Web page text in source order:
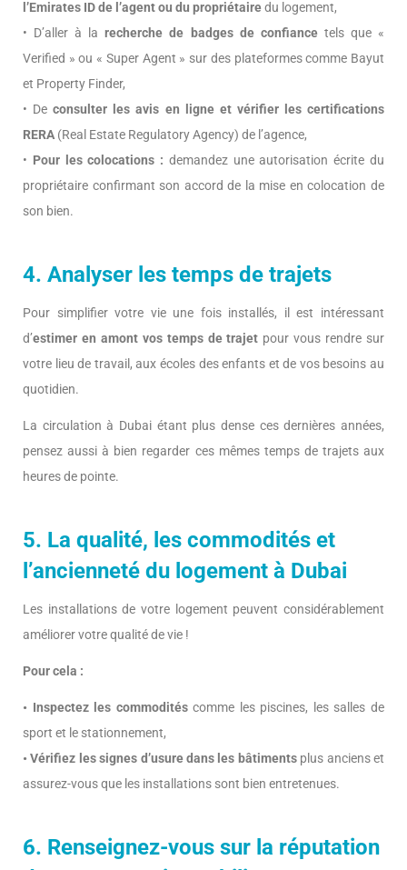
l’Emirates ID de l’agent ou du propriétairedu logement,
• D’aller à larecherche de badges de confiancetels que «
Verified » ou « Super Agent » sur des plateformes comme Bayut
et Property Finder,
• Deconsulter les avis en ligne et vérifier les certifications
RERA(Real Estate Regulatory Agency) de l’agence,
• Pour les colocations : demandez une autorisation écrite du
propriétaire confirmant son accord de la mise en colocation de
son bien.
4. Analyser les temps de trajets
Pour simplifier votre vie une fois installés, il est intéressant
d’estimer en amont vos temps de trajet pour vous rendre sur
votre lieu de travail, aux écoles des enfants et de vos besoins au
quotidien.
La circulation à Dubai étant plus dense ces dernières années,
pensez aussi à bien regarder ces mêmes temps de trajets aux
heures de pointe.
5. La qualité, les commodités et
l’ancienneté du logement à Dubai
Les installations de votre logement peuvent considérablement
améliorer votre qualité de vie !
Pour cela :
• Inspectez les commoditéscomme les piscines, les salles de
sport et le stationnement,
• Vérifiez les signes d’usure dans les bâtimentsplus anciens et
assurez-vous que les installations sont bien entretenues.
6. Renseignez-vous sur la réputation